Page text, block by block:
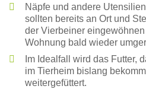
Näpfe und andere
sollten bereits an Ort und
der Vierbeiner
Wohnung bald wieder
Im Idealfall wird das Futter,
im Tierheim bislang
weitergefüttert.